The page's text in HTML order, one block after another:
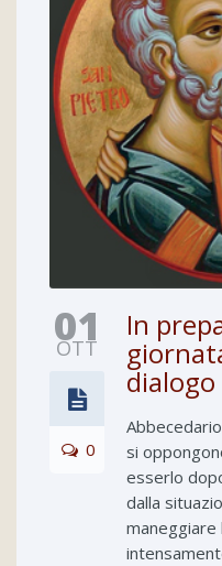
01
OTT
0
In
si
esserlo
dalla